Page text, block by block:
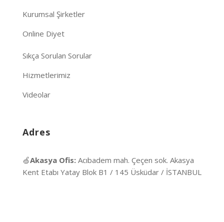
Kurumsal Şirketler
Online Diyet
Sıkça Sorulan Sorular
Hizmetlerimiz
Videolar
Adres
🍏Akasya Ofis: Acıbadem mah. Çeçen sok. Akasya
Kent Etabı Yatay Blok B1 / 145 Üsküdar / İSTANBUL